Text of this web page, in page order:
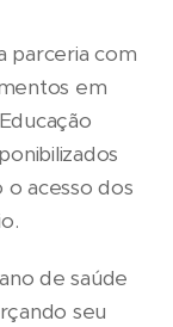
parceria com
em
acesso dos
de saúde
seu